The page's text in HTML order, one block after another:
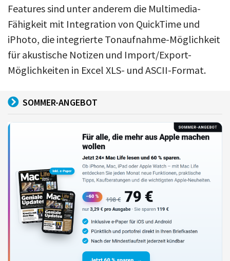
Features sind unter anderem die Multimedia-
Fähigkeit mit Integration von QuickTime und
iPhoto, die integrierte Tonaufnahme-Möglichkeit
für akustische Notizen und Import/Export-
Möglichkeiten in Excel XLS- und ASCII-Format.
SOMMER-ANGEBOT